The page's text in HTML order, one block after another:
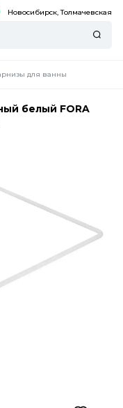
Новосибирск, Толмачевская
для ванны
белый FORA